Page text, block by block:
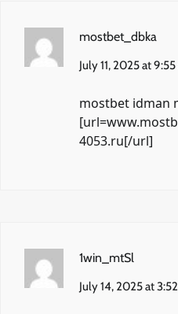
mostbet_dbka
July 11, 2025 at
mostbet idman
4053.ru[/url]
1win_mtSl
July 14, 2025 at